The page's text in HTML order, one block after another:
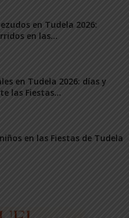
en Tudela 2026:
en las...
en Tudela 2026: días y
las Fiestas...
en las Fiestas de Tudela